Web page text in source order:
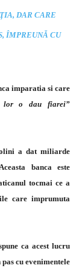
DAR CARE
ÎMPREUNĂ CU
imparatia si care
lor o dau fiarei”
a dat miliarde
banca este
tocmai ce a
care imprumuta
ca acest lucru
cu evenimentele